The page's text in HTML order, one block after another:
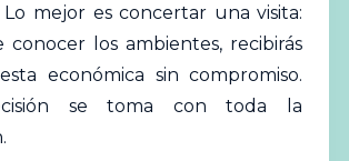
Lo mejor es concertar una visita:
conocer los ambientes, recibirás
económica sin compromiso.
se toma con toda la